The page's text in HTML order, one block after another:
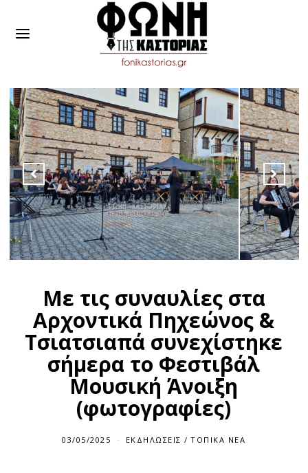
Με τις συναυλίες στα
Αρχοντικά Πηχεώνος &
Τσιατσιαπά συνεχίστηκε
σήμερα το Φεστιβάλ
Μουσική Άνοιξη
(φωτογραφίες)
03/05/2025 ΕΚΔΗΛΏΣΕΙΣ / ΤΟΠΙΚΆ ΝΈΑ